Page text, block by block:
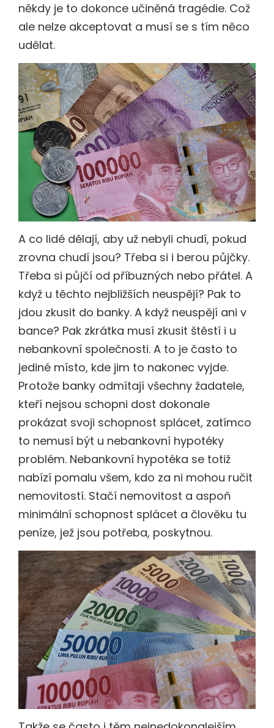
někdy je to dokonce učiněná tragédie. Což
ale nelze akceptovat a musí se s tím něco
udělat.
A co lidé dělají, aby už nebyli chudí, pokud
zrovna chudí jsou? Třeba si i berou půjčky.
Třeba si půjčí od příbuzných nebo přátel. A
když u těchto nejbližších neuspějí? Pak to
jdou zkusit do banky. A když neuspějí ani v
bance? Pak zkrátka musí zkusit štěstí i u
nebankovní společnosti. A to je často to
jediné místo, kde jim to nakonec vyjde.
Protože banky odmítají všechny žadatele,
kteří nejsou schopni dost dokonale
prokázat svoji schopnost splácet, zatímco
to nemusí být u nebankovní hypotéky
problém. Nebankovní hypotéka se totiž
nabízí pomalu všem, kdo za ni mohou ručit
nemovitostí. Stačí nemovitost a aspoň
minimální schopnost splácet a člověku tu
peníze, jež jsou potřeba, poskytnou.